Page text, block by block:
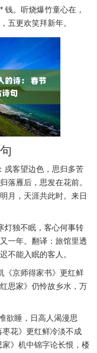
钱。听烧爆竹童心在，
五更欢笑拜新年。
戍客望边色，思归多苦
落雁后，思发在花前。
月，天涯共此时。来日
灯独不眠，客心何事转
一年。翻译：旅馆里透
不能入眠的客人。
《京师得家书》更红鲜
思家》仍怜故乡水，万
欲睡，日高人渴漫思
花》更红鲜冷淡不成
》机中锦字论长恨，楼